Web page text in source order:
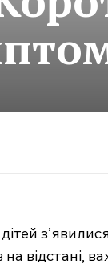
на відстані,